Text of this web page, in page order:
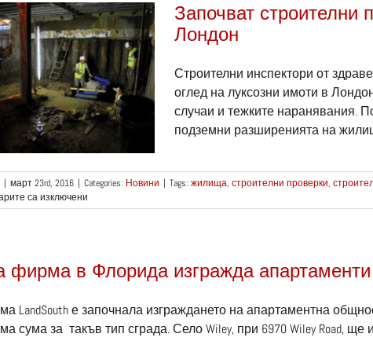
Започват строителни
Лондон
Строителни инспектори от
оглед на луксозни имоти в
случаи и тежките наранявания.
подземни разширенията на
| март 23rd, 2016 | Categories: Новини | Tags: жилища, строителни проверки,
са изключени
Започват
богатите
квартали
Лондон
фирма в Флорида изгражда апартаменти
LandSouth е започнала изграждането на апартаментна
сума за такъв тип сграда. Село Wiley, при 6970 Wiley Road,